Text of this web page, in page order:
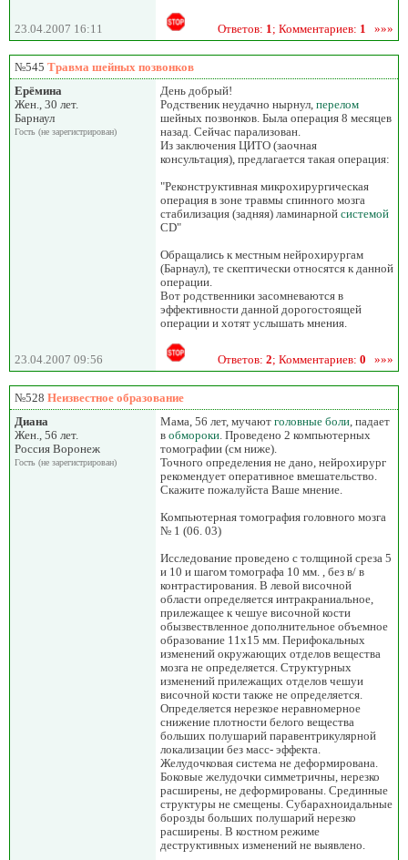
23.04.2007 16:11 Ответов: 1; Комментариев: 1 »»»
№545 Травма шейных позвонков
Ерёмина
Жен., 30 лет.
Барнаул
Гость (не зарегистрирован)
День добрый!
Родственик неудачно нырнул, перелом
шейных позвонков. Была операция 8 месяцев
назад. Сейчас парализован.
Из заключения ЦИТО (заочная
консультация), предлагается такая операция:
"Реконструктивная микрохирургическая
операция в зоне травмы спинного мозга
стабилизация (задняя) ламинарной системой
CD"
Обращались к местным нейрохирургам
(Барнаул), те скептически относятся к данной
операции.
Вот родственники засомневаются в
эффективности данной дорогостоящей
операции и хотят услышать мнения.
23.04.2007 09:56 Ответов: 2; Комментариев: 0 »»»
№528 Неизвестное образование
Диана
Жен., 56 лет.
Россия Воронеж
Гость (не зарегистрирован)
Мама, 56 лет, мучают головные боли, падает
в обмороки. Проведено 2 компьютерных
томографии (см ниже).
Точного определения не дано, нейрохирург
рекомендует оперативное вмешательство.
Скажите пожалуйста Ваше мнение.
Компьютерная томография головного мозга
№ 1 (06. 03)
Исследование проведено с толщиной среза 5
и 10 и шагом томографа 10 мм. , без в/ в
контрастирования. В левой височной
области определяется интракраниальное,
прилежащее к чешуе височной кости
обызвествленное дополнительное объемное
образование 11х15 мм. Перифокальных
изменений окружающих отделов вещества
мозга не определяется. Структурных
изменений прилежащих отделов чешуи
височной кости также не определяется.
Определяется нерезкое неравномерное
снижение плотности белого вещества
больших полушарий паравентрикулярной
локализации без масс- эффекта.
Желудочковая система не деформирована.
Боковые желудочки симметричны, нерезко
расширены, не деформированы. Срединные
структуры не смещены. Субарахноидальные
борозды больших полушарий нерезко
расширены. В костном режиме
деструктивных изменений не выявлено.